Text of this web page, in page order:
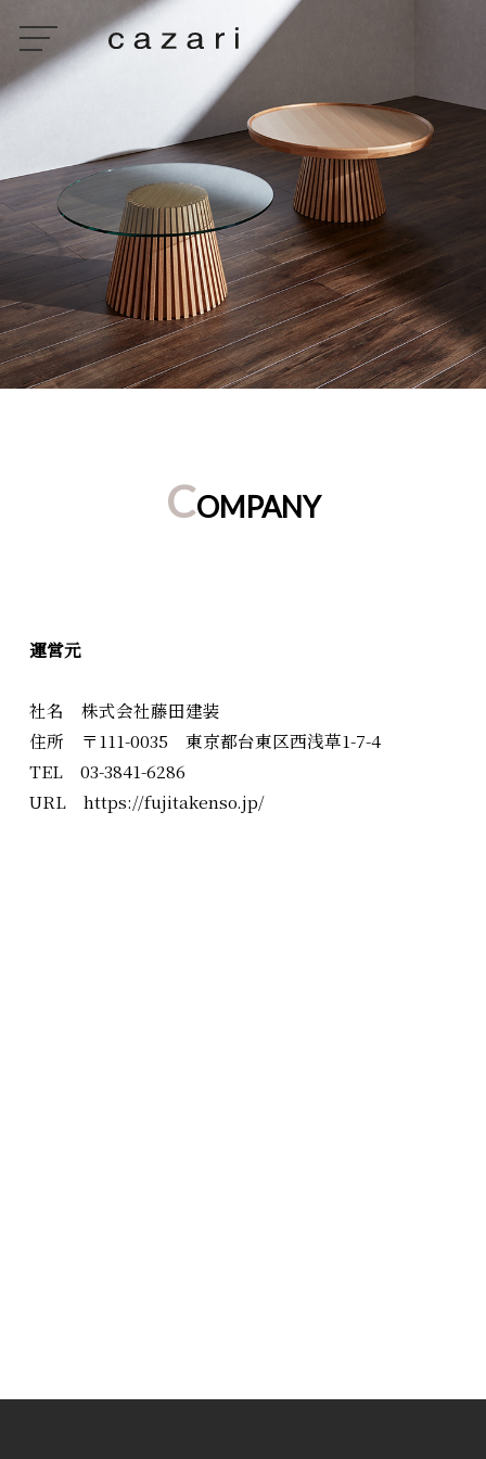
COMPANY
運営元
社名 株式会社藤田建装
住所 〒111-0035 東京都台東区西浅草1-7-4
TEL 03-3841-6286
URL https://fujitakenso.jp/